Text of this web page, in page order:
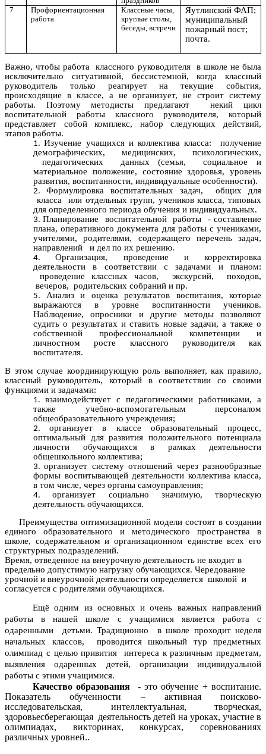
7
Профориентационная
работа
Классные часы,
круглые столы,
беседы, встречи
Яутлинский ФАП;
муниципальный
пожарный пост;
почта.
Важно, чтобы работа классного руководителя в школе не была
исключительно ситуативной, бессистемной, когда классный
руководитель только реагирует на текущие события,
происходящие в классе, а не организует, не строит систему
работы. Поэтому методисты предлагают некий цикл
воспитательной работы классного руководителя, который
представляет собой комплекс, набор следующих действий,
этапов работы.
Изучение учащихся и коллектива класса: получение
демографических, медицинских, психологических,
педагогических данных (семья, социальное и
материальное положение, состояние здоровья, уровень
развития, воспитанности, индивидуальные особенности).
Формулировка воспитательных задач, общих для
класса или отдельных групп, учеников класса, типовых
для определенного периода обучения и индивидуальных.
Планирование воспитательной работы - составление
плана, оперативного документа для работы с учениками,
учителями, родителями, содержащего перечень задач,
направлений и дел по их решению.
Организация, проведение и корректировка
деятельности в соответствии с задачами и планом:
проведение классных часов, экскурсий, походов,
вечеров, родительских собраний и пр.
Анализ и оценка результатов воспитания, которые
выражаются в уровне воспитанности учеников.
Наблюдение, опросники и другие методы позволяют
судить о результатах и ставить новые задачи, а также о
собственной профессиональной компетенции и
личностном росте классного руководителя как
воспитателя.
В этом случае координирующую роль выполняет, как правило,
классный руководитель, который в соответствии со своими
функциями и задачами:
взаимодействует с педагогическими работниками, а
также учебно-вспомогательным персоналом
общеобразовательного учреждения;
организует в классе образовательный процесс,
оптимальный для развития положительного потенциала
личности обучающихся в рамках деятельности
общешкольного коллектива;
организует систему отношений через разнообразные
формы воспитывающей деятельности коллектива класса,
в том числе, через органы самоуправления;
организует социально значимую, творческую
деятельность обучающихся.
Преимущества оптимизационной модели состоят в создании
единого образовательного и методического пространства в
школе, содержательном и организационном единстве всех его
структурных подразделений.
Время, отведенное на внеурочную деятельность не входит в
предельно допустимую нагрузку обучающихся. Чередование
урочной и внеурочной деятельности определяется школой и
согласуется с родителями обучающихся.
Ещё одним из основных и очень важных направлений
работы в нашей школе с учащимися является работа с
одаренными детьми. Традиционно в школе проходит неделя
начальных классов, проводится школьный тур предметных
олимпиад с целью привития интереса к различным предметам,
выявления одаренных детей, организации индивидуальной
работы с этими учащимися.
Качество образования - это обучение + воспитание.
Показатель обученности – активная поисково-
исследовательская, интеллектуальная, творческая,
здоровьесберегающая деятельность детей на уроках, участие в
олимпиадах, викторинах, конкурсах, соревнованиях
различных уровней..